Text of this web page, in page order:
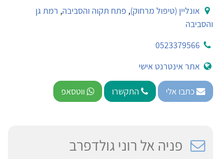
אונליין (טיפול מרחוק), פתח תקוה והסביבה, רמת גן
והסביבה
0523379566
אתר אינטרנט אישי
כתבו אלי התקשרו ווטסאפ
פניה אל רוני גולדפרב